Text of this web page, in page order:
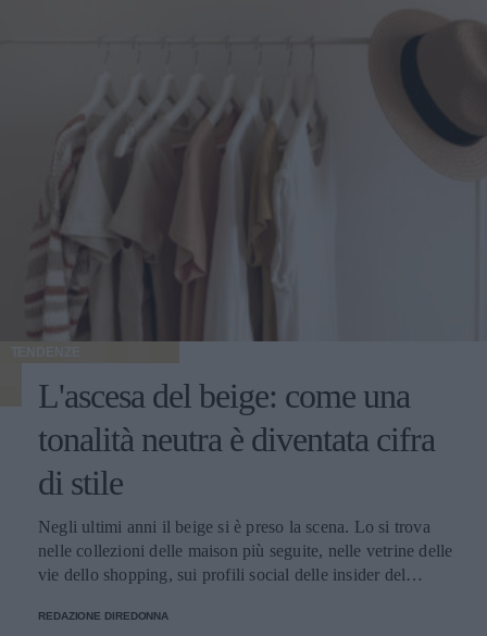
TENDENZE
L'ascesa del beige: come una
tonalità neutra è diventata cifra
di stile
Negli ultimi anni il beige si è preso la scena. Lo si trova nelle collezioni delle maison più seguite, nelle vetrine delle vie dello shopping, sui profili social delle insider del settore e nei guardaroba delle donne che alla moda dedicano attenzione. È diventato il colore che racconta il momento, quello che torna ogni stagione con declinazioni sempre nuove e che oggi vive un'esposizione mediatica raramente vista in passato. Le ragioni di questa centralità si intrecciano. Il beige risponde perfettamente al gusto contemporaneo per l'eleganza misurata, fatta di toni desaturati e capi pensati per durare. Si adatta splendidamente nei contesti più diversi: in ufficio, a una cena, in un weekend fuori porta, mantenendo sempre lo stesso registro raffinato. E lavora benissimo davanti all'obiettivo, sotto qualunque tipo di luce, su qualunque tipo di sfondo urbano o naturale. Il risultato è che oggi parlare di moda femminile senza nominare il beige è praticamente impossibile. Cappotti, giacche, trench, pantaloni, maglie, accessori: la palette neutra ha colonizzato ogni categoria del guardaroba, con una versatilità che continua a sorprendere addette ai lavori e appassionate. Le mille sfumature di una tonalità solo apparentemente uniforme Dietro al beige si nasconde una gamma cromatica vastissima, fatta di sfumature che cambiano carattere a seconda di quanto pendono verso il caldo o verso il freddo, di quanto sono sature o desaturate, di quanto si avvicinano al bianco o si spingono verso il marrone. Quelle più calde - cammello, biscotto, tabacco, miele - evocano immediatamente comfort e ricchezza. Hanno una nota dorata che richiama i tessuti pregiati come il cashmere e la lana d'agnello, e nelle collezioni invernali fanno la parte del leone. Le si vede su cappotti dal taglio classico, su giacche dalla linea morbida, su maglie oversize pensate per i mesi freddi. Le sfumature fredde - greige, nude rosato, beige cinereo, taupe - raccontano un'altra storia. Sono più contemporanee e sono perfette su tagli netti e silhouette moderne. Hanno conquistato spazio nel gusto urbano delle grandi capitali della moda, da Copenaghen a Tokyo, dove vengono interpretate in chiave minimalista con linee rigorose e proporzioni studiate. Tra questi due poli si muovono i beige neutri, i veri jolly del guardaroba che si abbinano a tutto: ai grigi, ai blu, ai bianchi, ai colori accesi che vogliano un punto di calma. Sono le tonalità che ogni stylist tiene a portata di mano per bilanciare un look senza forzature. A ognuna la sua sfumatura Una delle ragioni del successo del beige è semplice: con la sfumatura giusta, sta bene davvero a tutte. La famiglia cromatica è così ampia che ogni tipo di carnagione trova la sua declinazione ideale - basta scegliere il sottotono adatto al colore della pelle, degli occhi e dei capelli. Le donne con pelle chiara e sottotono freddo trovano la loro dimensione nei greige, nei nude rosati e nei beige cinerei, che dialogano in modo naturale con incarnati tenui. Le pelli ambrate, olivastre o dorate si illuminano con i cammello, i biscotto e i tabacco, che esaltano il calore della carnagione. Le pelli medie con sottotono neutro hanno la fortuna di poter giocare con quasi tutte le sfumature della palette, dalle più chiare alle più sature. Un altro punto di forza è il rapporto con la luce. Sotto il sole estivo il beige si accende e diventa solare, sotto i cieli grigi invernali mantiene calore e presenza, alla luce artificiale degli ambienti chiusi resta sempre raffinato senza appiattirsi. Pochi colori conservano il proprio carattere in ogni condizione di illuminazione, e questa qualità rende il beige un alleato prezioso per le giornate fatte di molti cambi di scena. A questo si aggiunge la sua flessibilità: il beige si adatta a ogni ambiente, dal più formale al più rilassato. Sta bene in ufficio, in una riunione importante, a una cerimonia, a una cena tra amiche, a una passeggiata del sabato pomeriggio. Pochi colori coprono una gamma così ampia di occasioni mantenendo intatta la propria eleganza. Total beige: come indossarlo senza appiattirlo Tra le tendenze più forti degli ultimi anni c'è il total beige look, che consiste nel vestirsi interamente in sfumature della stessa famiglia cromatica, dal capospalla alle scarpe. Una formula che richiede attenzione per riuscire bene, ma che ben dosata regala risultati di grande raffinatezza. Il segreto sta nel giocare con sottotoni vicini ma diversi. Un pantalone color sabbia abbinato a una camicia écru e a un capospalla cammello dà molto più carattere di un look fatto di un'unica identica tonalità ripetuta dalla testa ai piedi. Le piccole variazioni cromatiche danno profondità all'insieme e impediscono l'effetto monotono. Determinante è anche il mix di materiali. Quando il colore è uniforme, sono le texture a fare la differenza: una camicia di seta sotto una giacca di lana, un pantalone di lino con un capospalla in cashmere, accessori in pelle che dialogano con maglie morbide. Il gioco delle superfici tattili è ciò che trasforma un total look beige da banale a sofisticato. Attenzione alla la regola del dettaglio che spezza. Una cintura in cuoio scuro, una collana dorata, un foulard con un accento più caldo o più freddo: piccoli scostamenti che danno ritmo al look e gli regalano carattere senza intaccare la coerenza cromatica. Un accessorio scelto bene fa la differenza tra un outfit elegante e un outfit memorabile. Dal lino estivo al cashmere invernale: una palette per tutto l'anno Una delle qualità più apprezzate del beige è la capacità di accompagnare il guardaroba lungo tutte le stagioni. In estate vive nei lini grezzi, nei cotoni leggeri e nelle sete fresche; in primavera e autunno passa ai twill, ai jersey strutturati e ai velluti; in inverno diventa protagonista delle materie nobili come cashmere, lana vergine, alpaca e mohair. Questa continuità ha cambiato il modo in cui molte donne pensano agli acquisti. Anziché ripartire da capo a ogni cambio di stagione, si ragiona per filoni cromatici che durano nel tempo: capi che dialogano tra loro mese dopo mese, accessori che stanno bene su outfit diversi, una palette che permette di mescolare gli investimenti fatti in momenti differenti dell'anno senza rotture stilistiche. I capispalla sono il terreno dove questa logica dà i risultati migliori. Un cappotto beige si adatta alle occasioni più diverse con una facilità che pochi altri capi possiedono: si presta a tagli classici e contemporanei, dialoga con qualunque palette del guardaroba sottostante, risalta l'eleganza di un completo formale come la vivacità di un look casual. La conferma di questa versatilità si può rintracciare guardando alle proposte di realtà consolidate come Cinzia Rocca, che hanno fatto della sartorialità italiana applicata al capospalla la propria firma: ogni cappotto beige da donna dell’azienda è pensato per durare nel tempo, grazie a tagli che restano attuali stagione dopo stagione e a lavorazioni che portano avanti la tradizione artigianale del Made in Italy. Il beige in passerella: una palette che valorizza il taglio Chi segue le sfilate sa che il beige ricorre con costanza in ogni stagione, dalle collezioni primavera-estate a quelle autunno-inverno. Non è una scelta casuale: la palette neutra valorizza il taglio del capo, mette in luce la qualità della lavorazione, fa emergere la pulizia delle linee senza che il colore rubi la scena. Quando un capo sfila in cammello chiaro o in sabbia, l'occhio coglie subito la forma: il volume delle spalle, la cadenza dei dettagli sartoriali, la cintura che disegna la vita, la lunghezza che dialoga con la figura. Il beige risulta una lente che porta in primo piano tutto il lavoro tecnico, e per questo i designer che vogliono far parlare la propria competenza scelgono spesso la palette neutra come terreno di esposizione del proprio savoir-faire. Anche la resa fotografica gioca un ruolo importante. Sotto le luci intense delle sfilate i toni beige restituiscono al meglio la materia: si vede la mano del tessuto, si percepisce il peso della lana o la leggerezza del lino, si distingue il cashmere dalla pura vergine. Gli scatti che escono dalle passerelle raccontano così la realtà del capo con un'onestà rara, e ogni uscita diventa un'occasione di comunicazione tecnica oltre che estetica. Vale infine il discorso delle uscite in serie. La palette neutra permette di mandare in scena interi blocchi di collezione fondati sulla coerenza cromatica: a quel punto sono il taglio, il volume e i piccoli scarti di sfumatura a fare la differenza tra un look e l'altro. Un linguaggio di sfilata raffinato che premia l'occhio attento e che funziona ugualmente bene nelle collezioni leggere della bella stagione come in quelle stratificate dei mesi freddi. Il beige come dichiarazione: meno rumore, più identità Il successo del beige racconta qualcosa di più ampio sul modo in cui le donne hanno deciso di vestirsi oggi. Racconta il superamento dell'estetica dei colori accesi a ogni costo, l'affermazione di un gusto che riconosce nell'eleganza discreta una forma di stile più matura, l'emergere di una moda che lavora per coerenza anziché per impatto immediato. Scegliere il beige significa anche scegliere un rapporto diverso con il calendario delle tendenze. Vuol dire prediligere una palette stabile che resta attuale a distanza di anni, capace di accompagnare il guardaroba lungo cicli di rinnovo molto più ampi di quelli imposti dalle collezioni stagionali. È una scelta da donna che sa cosa le piace, e che premia chi la fa con un guardaroba più funzionale, fatto di capi che si sostengono a vicenda. C'è infine una dimensione personale che merita attenzione. Quando il colore lavora in secondo piano, ciò che resta in primo piano è chi indossa il capo: il viso, il portamento, l'energia che ognuna porta con sé. Il beige restituisce centralità alla donna e le lascia definire il significato di ciò che indossa. In un'epoca in cui spesso il guardaroba urla per farsi n
REDAZIONE DIREDONNA